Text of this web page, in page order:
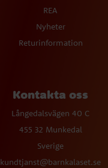
REA
Nyheter
Returinformation
Kontakta oss
Långedalsvägen 40 C
455 32 Munkedal
Sverige
kundtjanst@barnkalaset.se